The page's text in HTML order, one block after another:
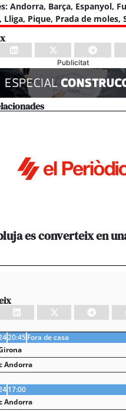
Andorra, Barça, Espanyol,
, Lliga, Pique, Prada de moles,
Publicitat
es converteix en
20:45Fora de casa
Andorra
17:00
Andorra